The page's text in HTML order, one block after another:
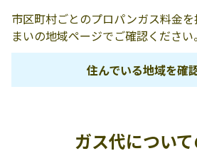
市区町村ごとのプロパンガス料金
まいの地域ページでご確認ください。
住んでいる地域を確
中巨摩郡昭和町
ガス代につい